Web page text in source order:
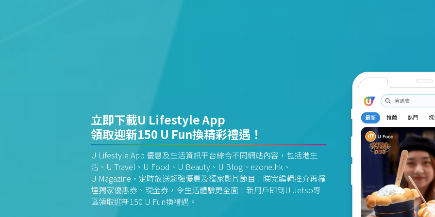
立即下載U Lifestyle App
領取迎新150 U Fun換精彩禮遇！
U Lifestyle App 優惠及生活資訊平台綜合不同網站內容，包括港生
活、U Travel、U Food、U Beauty、U Blog、ezone.hk、
U Magazine，定時放送超強優惠及獨家影片節目！睇完編輯推介再攞
埋獨家優惠券、現金券，令生活體驗更全面！新用戶即到U Jetso專
區領取迎新150 U Fun換禮遇。